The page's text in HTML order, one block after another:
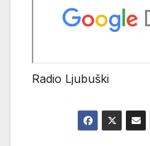
Radio Ljubuški